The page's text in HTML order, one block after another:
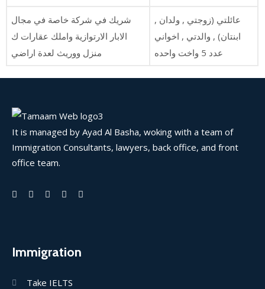
شريك في شركة خاصة في مجال
الابار الارتوازية واملك عقارات ك
منزل ووريث لعدة اراضي
عائلتي (زوجتي , ولدان ,
ابنتان) , والدتي , اخواني
عدد 5 واخت واحده
It is managed by Ayad Al Basha, woking with a team of
Immigration Consultants, lawyers, back office, and front
office team.
Immigration
Take IELTS